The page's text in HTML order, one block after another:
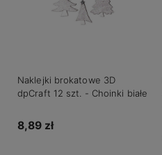
Naklejki brokatowe 3D
dpCraft 12 szt. - Choinki białe
8,89 zł